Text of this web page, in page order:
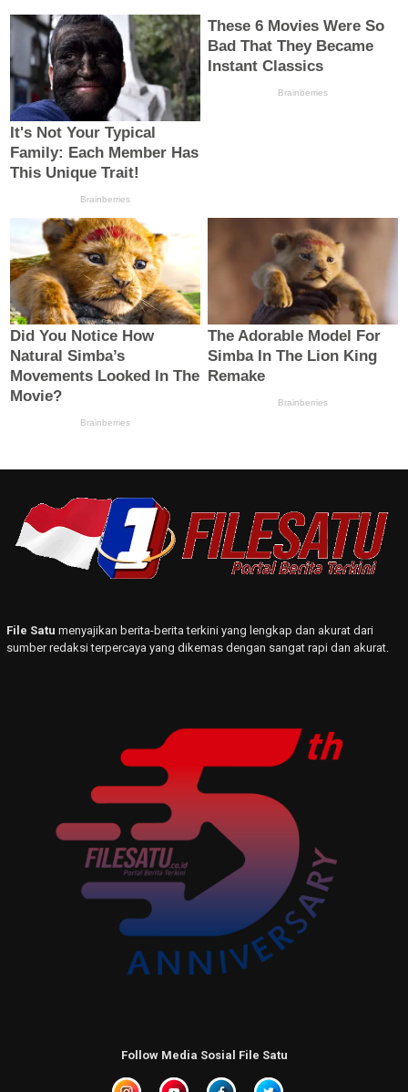
File Satu menyajikan berita-berita terkini yang lengkap dan akurat dari
sumber redaksi terpercaya yang dikemas dengan sangat rapi dan akurat.
Follow Media Sosial File Satu